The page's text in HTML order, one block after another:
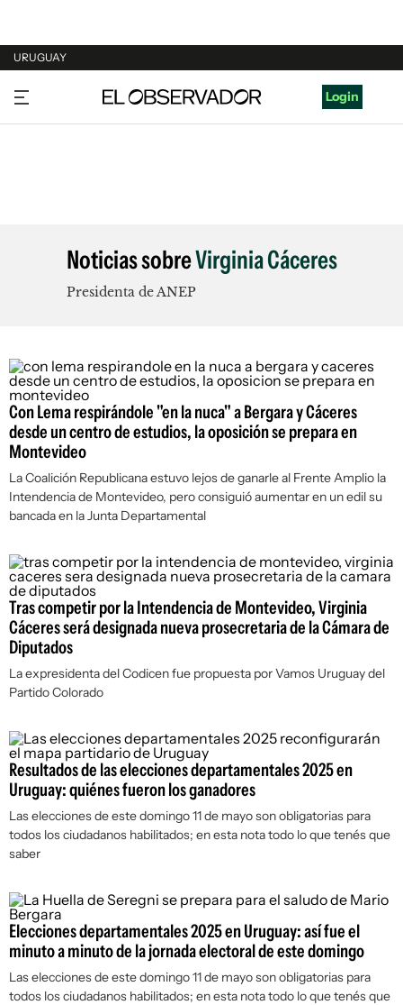
URUGUAY
URUGUAY
ARGENTINA
Login
Noticias sobreVirginia Cáceres
Presidenta de ANEP
Con Lema respirándole "en la nuca" a Bergara y Cáceres
desde un centro de estudios, la oposición se prepara en
Montevideo
La Coalición Republicana estuvo lejos de ganarle al Frente Amplio la
Intendencia de Montevideo, pero consiguió aumentar en un edil su
bancada en la Junta Departamental
Tras competir por la Intendencia de Montevideo, Virginia
Cáceres será designada nueva prosecretaria de la Cámara de
Diputados
La expresidenta del Codicen fue propuesta por Vamos Uruguay del
Partido Colorado
Resultados de las elecciones departamentales 2025 en
Uruguay: quiénes fueron los ganadores
Las elecciones de este domingo 11 de mayo son obligatorias para
todos los ciudadanos habilitados; en esta nota todo lo que tenés que
saber
Elecciones departamentales 2025 en Uruguay: así fue el
minuto a minuto de la jornada electoral de este domingo
Las elecciones de este domingo 11 de mayo son obligatorias para
todos los ciudadanos habilitados; en esta nota todo lo que tenés que